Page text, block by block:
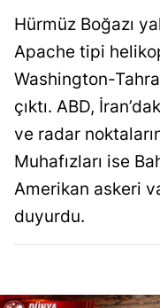
Hürmüz Boğazı
Apache tipi
Washington-
çıktı. ABD,
ve radar
Muhafızları ise
Amerikan askeri
duyurdu.